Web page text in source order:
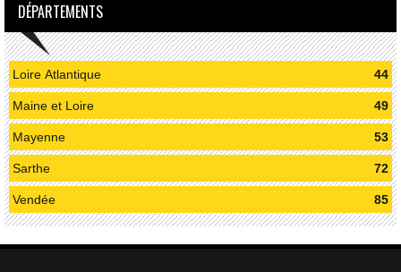
DÉPARTEMENTS
Loire Atlantique 44
Maine et Loire 49
Mayenne 53
Sarthe 72
Vendée 85